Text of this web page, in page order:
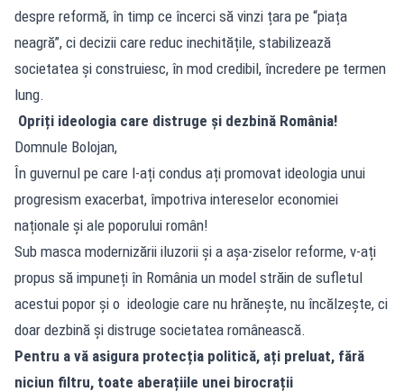
despre reformă, în timp ce încerci să vinzi țara pe “piața
neagră”, ci decizii care reduc inechitățile, stabilizează
societatea și construiesc, în mod credibil, încredere pe termen
lung.
Opriți ideologia care distruge și dezbină România!
Domnule Bolojan,
În guvernul pe care l-ați condus ați promovat ideologia unui
progresism exacerbat, împotriva intereselor economiei
naționale și ale poporului român!
Sub masca modernizării iluzorii și a așa-ziselor reforme, v-ați
propus să impuneți în România un model străin de sufletul
acestui popor și o ideologie care nu hrănește, nu încălzește, ci
doar dezbină și distruge societatea românească.
Pentru a vă asigura protecția politică, ați preluat, fără
niciun filtru, toate aberațiile unei birocrații